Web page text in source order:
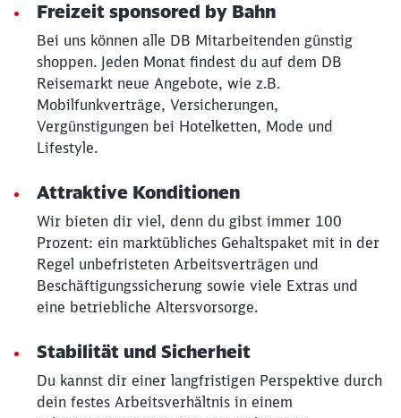
Freizeit sponsored by Bahn
Bei uns können alle DB Mitarbeitenden günstig
shoppen. Jeden Monat findest du auf dem DB
Reisemarkt neue Angebote, wie z.B.
Mobilfunkverträge, Versicherungen,
Vergünstigungen bei Hotelketten, Mode und
Lifestyle.
Attraktive Konditionen
Wir bieten dir viel, denn du gibst immer 100
Prozent: ein marktübliches Gehaltspaket mit in der
Regel unbefristeten Arbeitsverträgen und
Beschäftigungssicherung sowie viele Extras und
eine betriebliche Altersvorsorge.
Stabilität und Sicherheit
Du kannst dir einer langfristigen Perspektive durch
dein festes Arbeitsverhältnis in einem
Möchten Sie zuweitergeleitet
werden?
Abbrechen Weiter